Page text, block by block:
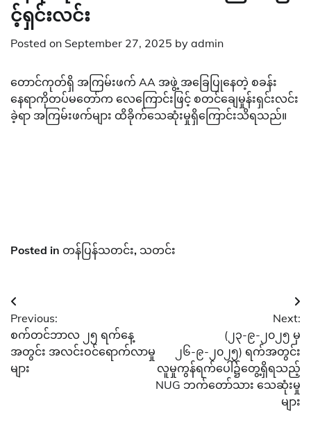
င့်ရှင်းလင်း
Posted on September 27, 2025 by admin
တောင်ကုတ်ရှိ အကြမ်းဖက် AA အဖွဲ့ အခြေပြုနေတဲ့ စခန်း
နေရာကိုတပ်မတော်က လေကြောင်းဖြင့် စတင်ချေမှုန်းရှင်းလင်း
ခဲ့ရာ အကြမ်းဖက်များ ထိခိုက်သေဆုံးမှုရှိကြောင်းသိရသည်။
Posted in တန်ပြန်သတင်း, သတင်း
Post
navigation
Previous:
စက်တင်ဘာလ ၂၅ ရက်နေ့
အတွင်း အလင်းဝင်ရောက်လာမှု
များ
Next:
(၂၃-၉-၂၀၂၅ မှ
၂၆-၉-၂၀၂၅) ရက်အတွင်း
လူမှုကွန်ရက်ပေါ်၌တွေ့ရှိရသည့်
NUG ဘက်တော်သား သေဆုံးမှု
များ